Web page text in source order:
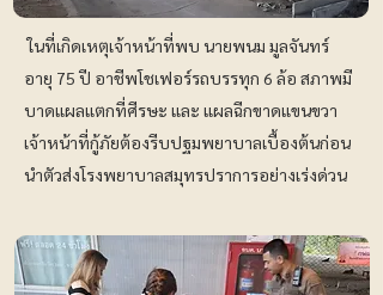
ในที่เกิดเหตุเจ้าหน้าที่พบ นายพนม มูลจันทร์
อายุ 75 ปี อาชีพโชเฟอร์รถบรรทุก 6 ล้อ สภาพมี
บาดแผลแตกที่ศีรษะ และ แผลฉีกขาดแขนขวา
เจ้าหน้าที่กู้ภัยต้องรีบปฐมพยาบาลเบื้องต้นก่อน
นำตัวส่งโรงพยาบาลสมุทรปราการอย่างเร่งด่วน